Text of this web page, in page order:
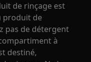
de rinçage est
produit de
pas de détergent
à
destiné,